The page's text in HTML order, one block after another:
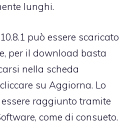
lunghi.
può essere scaricato
per il download basta
nella scheda
su Aggiorna. Lo
raggiunto tramite
come di consueto.